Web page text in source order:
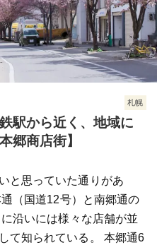
札幌
駅から近く、地域に
郷商店街】
と思っていた通りがあ
（国道12号）と南郷通の
沿いには様々な店舗が並
て知られている。 本郷通6